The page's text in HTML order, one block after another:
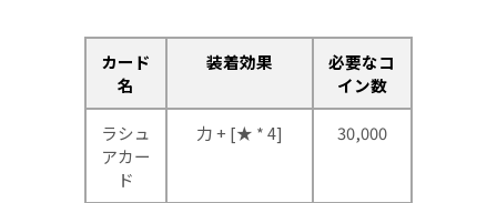
カード
名
装着効果
必要なコ
イン数
ラシュ
アカー
ド
力 + [★ * 4] 30,000